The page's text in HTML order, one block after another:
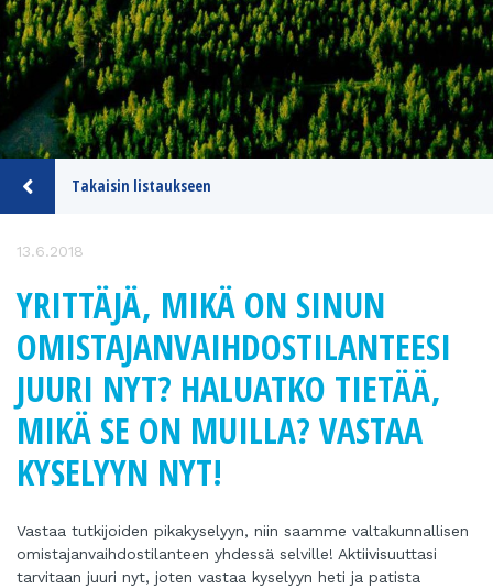
Takaisin listaukseen
13.6.2018
YRITTÄJÄ, MIKÄ ON SINUN
OMISTAJANVAIHDOSTILANTEESI
JUURI NYT? HALUATKO TIETÄÄ,
MIKÄ SE ON MUILLA? VASTAA
KYSELYYN NYT!
Vastaa tutkijoiden pikakyselyyn, niin saamme valtakunnallisen
omistajanvaihdostilanteen yhdessä selville! Aktiivisuuttasi
tarvitaan juuri nyt, joten vastaa kyselyyn heti ja patista